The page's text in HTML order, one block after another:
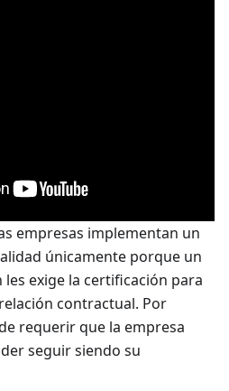
empresas implementan un
únicamente porque un
exige la certificación para
contractual. Por
requerir que la empresa
seguir siendo su